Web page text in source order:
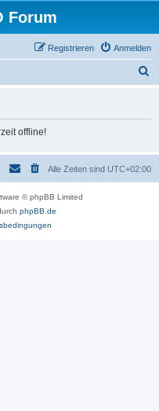
Forum
Anmelden
Registrieren
offline!
Alle Zeiten sind UTC+02:00
© phpBB Limited
phpBB.de